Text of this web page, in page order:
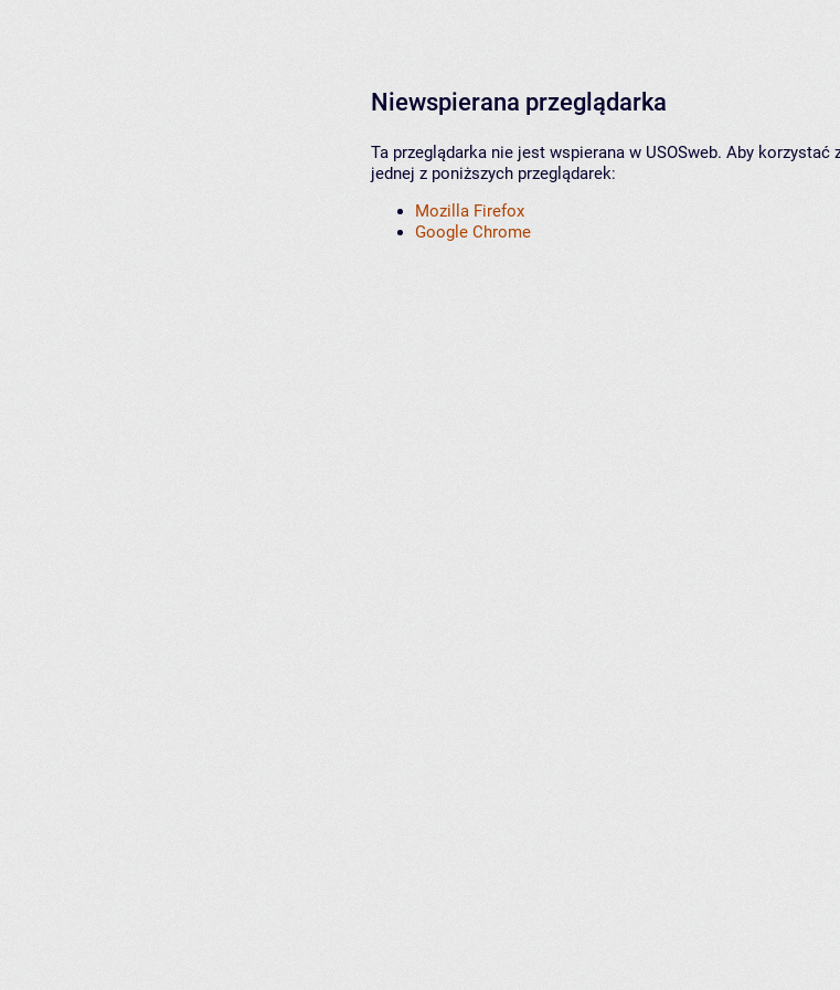
Niewspierana przeglądarka
Ta przeglądarka nie jest wspierana w USOSweb. Aby
jednej z poniższych przeglądarek:
Mozilla Firefox
Google Chrome